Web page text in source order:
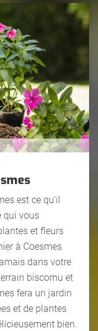
est ce qu’il
qui vous
et fleurs
à Coesmes
dans votre
biscornu et
fera un jardin
et de plantes
bien.